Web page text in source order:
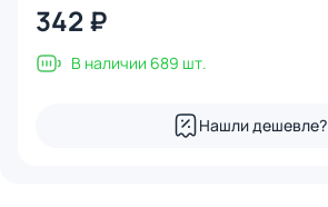
342 ₽
В наличии 689 шт.
Нашли дешевле?